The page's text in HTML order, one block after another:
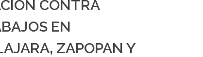
CONTRA
EN
ZAPOPAN Y